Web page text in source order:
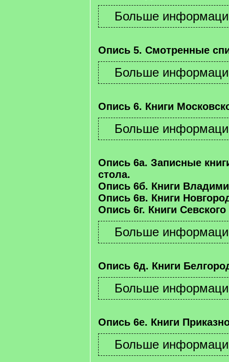
Опись 5. Смотренные
Опись 6. Книги
Опись 6а. Записные
стола.
Опись 6б. Книги
Опись 6в. Книги
Опись 6г. Книги Севского
Опись 6д. Книги
Опись 6е. Книги